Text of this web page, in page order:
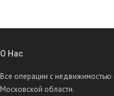
О Нас
Все операции с недвижимостью
Московской области.